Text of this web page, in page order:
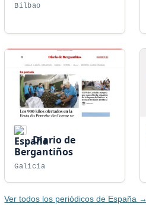
Bilbao
Diario de
Bergantiños
Galicia
Ver todos los periódicos de España →